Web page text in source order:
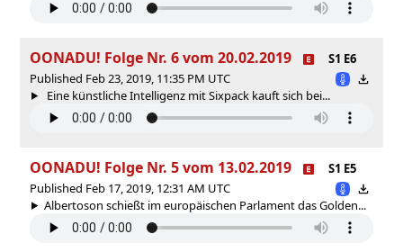
OONADU! Folge Nr. 6 vom 20.02.2019
S1 E6
Published Feb 23, 2019, 11:35 PM UTC
Eine künstliche Intelligenz mit Sixpack kauft sich bei...
OONADU! Folge Nr. 5 vom 13.02.2019
S1 E5
Published Feb 17, 2019, 12:31 AM UTC
Albertoson schießt im europäischen Parlament das Golden...